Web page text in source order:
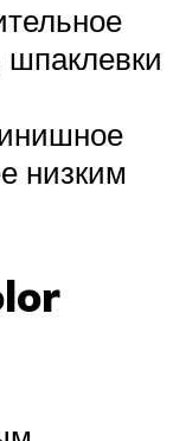
шпаклевки
низким